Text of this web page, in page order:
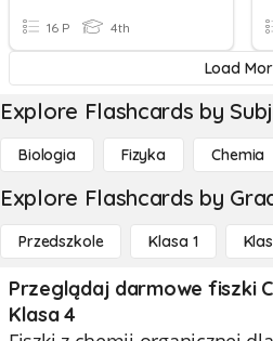
16 P 4th
Load
Explore Flashcards by
Biologia Fizyka Chemia
Explore Flashcards by
Przedszkole Klasa 1
Przeglądaj darmowe fiszki
Klasa 4